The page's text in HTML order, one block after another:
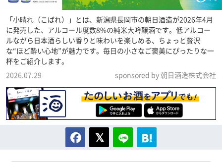
「小晴れ（こばれ）」とは、新潟県長岡市の朝日酒造が2026年4月
に発売した、アルコール度数8%の純米大吟醸酒です。低アルコー
ルながら日本酒らしい香りと味わいを楽しめる、ちょっと贅沢
な“ほど酔い心地”が魅力です。毎日の小さなご褒美にぴったりな一
杯をご紹介します。
2026.07.29
sponsored by 朝日酒造株式会社